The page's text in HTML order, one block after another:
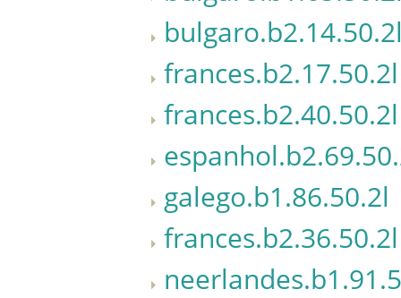
frances.b2.17.50.2l
frances.b2.40.50.2l
galego.b1.86.50.2l
frances.b2.36.50.2l